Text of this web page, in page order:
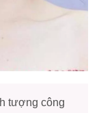
tượng công